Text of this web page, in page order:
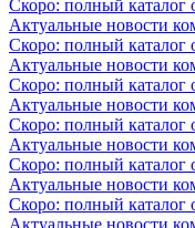
Скоро: полный каталог
Актуальные новости
Скоро: полный каталог
Актуальные новости
Скоро: полный каталог
Актуальные новости
Скоро: полный каталог
Актуальные новости
Скоро: полный каталог
Актуальные новости
Скоро: полный каталог
Актуальные новости